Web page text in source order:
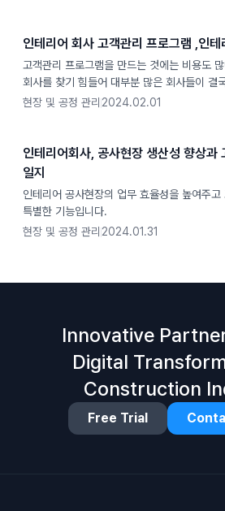
인테리어 회사 고객관리 프로그램 ,인테
고객관리 프로그램을 만드는 것에는 비용도
회사를 찾기 힘들어 대부분 많은 회사들이 결
로 고객과 소통하게 됩니다.
현장 및 공정 관리 2024.02.01
인테리어회사, 공사현장 생산성 향상과
일지
인테리어 공사현장의 업무 효율성을 높여주
특별한 기능입니다.
현장 및 공정 관리 2024.01.31
Innovative
Digital
Construction
Free Trial